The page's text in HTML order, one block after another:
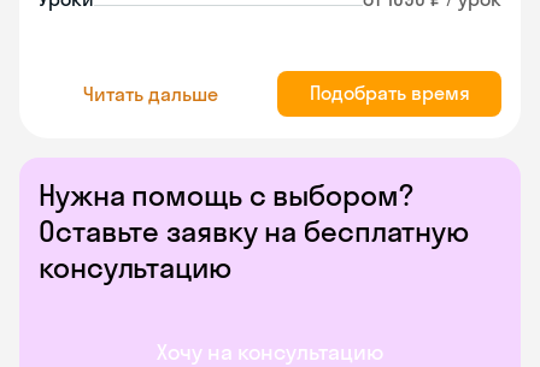
Нужна помощь с выбором?
Оставьте заявку на бесплатную
консультацию
Хочу на консультацию
Читать дальше Подобрать время